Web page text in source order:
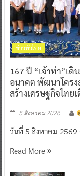
ข่าวทั่วไทย
167 ปี “เจ้าท่า”เ
อนาคต พัฒนาโคร
สร้างเศรษฐกิจไทย
5 สิงหาคม 2026
วันที่ 5 สิงหาคม 2569
Read More